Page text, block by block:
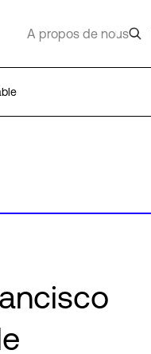
A propos de nous